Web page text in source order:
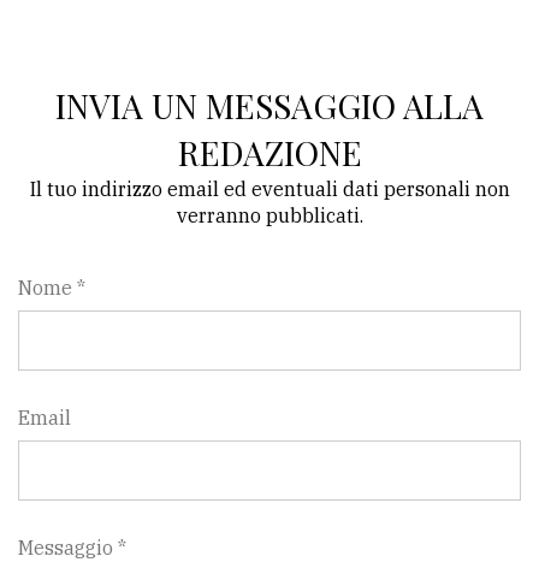
INVIA UN MESSAGGIO ALLA
REDAZIONE
Il tuo indirizzo email ed eventuali dati personali non
verranno pubblicati.
Nome *
Email
Messaggio *